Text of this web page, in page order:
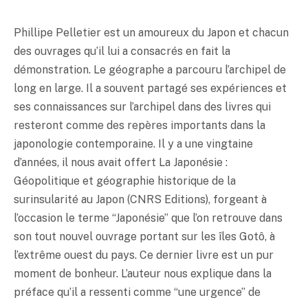
Phillipe Pelletier est un amoureux du Japon et chacun
des ouvrages qu’il lui a consacrés en fait la
démonstration. Le géographe a parcouru l’archipel de
long en large. Il a souvent partagé ses expériences et
ses connaissances sur l’archipel dans des livres qui
resteront comme des repères importants dans la
japonologie contemporaine. Il y a une vingtaine
d’années, il nous avait offert La Japonésie :
Géopolitique et géographie historique de la
surinsularité au Japon (CNRS Editions), forgeant à
l’occasion le terme “Japonésie” que l’on retrouve dans
son tout nouvel ouvrage portant sur les îles Gotô, à
l’extrême ouest du pays. Ce dernier livre est un pur
moment de bonheur. L’auteur nous explique dans la
préface qu’il a ressenti comme “une urgence” de